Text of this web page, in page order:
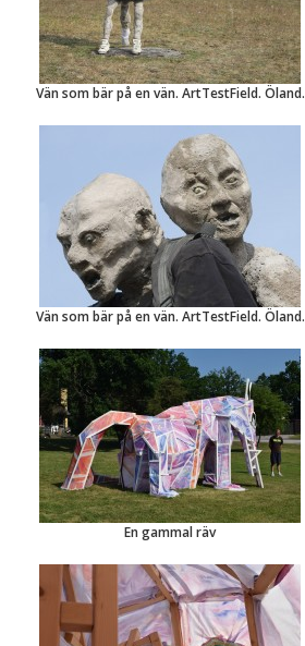
Vän som bär på en vän. ArtTestField. Öland.
Vän som bär på en vän. ArtTestField. Öland.
En gammal räv